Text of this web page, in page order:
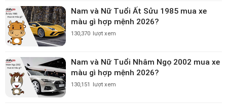
Nam và Nữ Tuổi Ất Sửu 1985 mua xe
màu gì hợp mệnh 2026?
130,370 lượt xem
Nam và Nữ Tuổi Nhâm Ngọ 2002 mua xe
màu gì hợp mệnh 2026?
130,151 lượt xem